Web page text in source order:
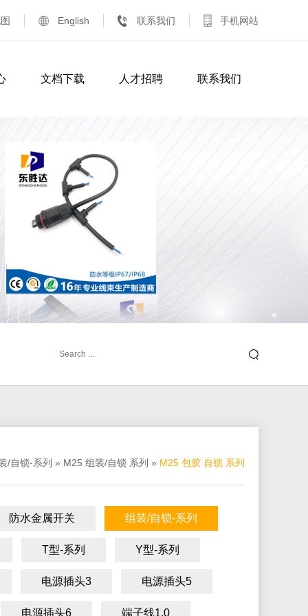
English 联系我们 手机网站
文档下载 人才招聘 联系我们
/自锁-系列 » M25 组装/自锁 系列 » M25 包胶 自锁 系列
防水金属开关 组装/自锁-系列
T型-系列 Y型-系列
电源插头3 电源插头5
电源插头6 端子线1.0